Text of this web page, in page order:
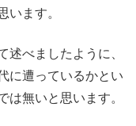
います。
述べましたように、
に遭っているかとい
は無いと思います。